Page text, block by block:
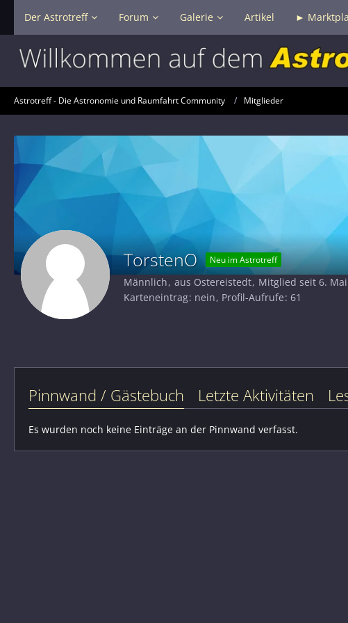
Der Astrotreff Forum Galerie Artikel ►
Astrotreff - Die Astronomie und Raumfahrt Community Mitglieder
TorstenO Neu im Astrotreff
Männlich aus Ostereistedt Mitglied seit 6.
Karteneintrag nein Profil-Aufrufe 61
Pinnwand / Gästebuch Letzte Aktivitäten
Es wurden noch keine Einträge an der Pinnwand verfasst.